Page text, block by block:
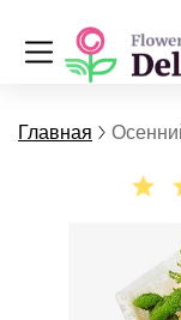
Главная